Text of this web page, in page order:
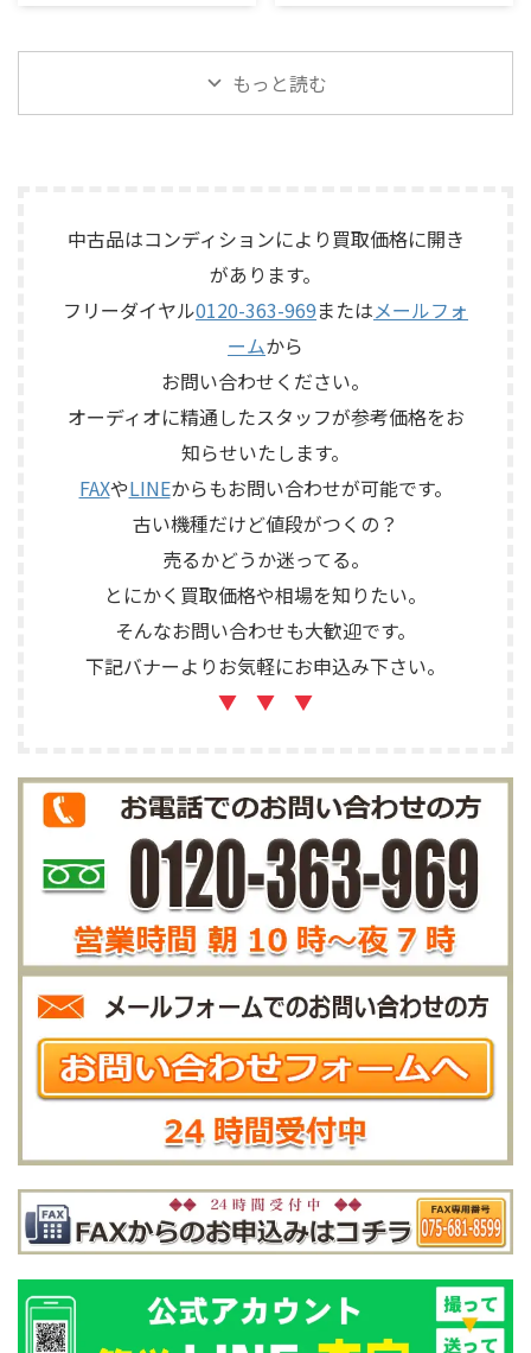
500は、テープを使用したアナ
ログエコーならではの揺らぎ
や質感を楽しめる機材です。査
ォノカードやバランス入力カ
ードの有無、電源部の状態、
接続ケーブル、外観コンディシ
ルレンジスピーカー
「TD510MK2」を出張買取させ
態、ユニットの状態、エッグ
シェル型エンクロージャー、角
度調整機構、スピーカー端
子、外観コンディション、保護
ネットやキャップなど付属品
の有無を確認しながら査定い
たしました。 買取商品：
ECLIPSE / イクリプス 型番：
TD510MK2 カテゴリ ...
テージボックス「SB168-ES」
を出張買取させていただきま
IN/OUT、NETWORK端子、ヘッ
ドアンプリモート、ファンタム
電源、外観コンディション、電
源コードや取扱説明書など付
属品の有無を確認しながら査
定いたしました。 買取商品：
YAMAHA SB168-ES メーカー：
SB168-ES カ ...
もっと読む
中古品はコンディションにより買取価格に開き
があります。
フリーダイヤル0120-363-969またはメールフォ
ームから
お問い合わせください。
オーディオに精通したスタッフが参考価格をお
知らせいたします。
FAXやLINEからもお問い合わせが可能です。
古い機種だけど値段がつくの？
売るかどうか迷ってる。
とにかく買取価格や相場を知りたい。
そんなお問い合わせも大歓迎です。
下記バナーよりお気軽にお申込み下さい。
▼ ▼ ▼